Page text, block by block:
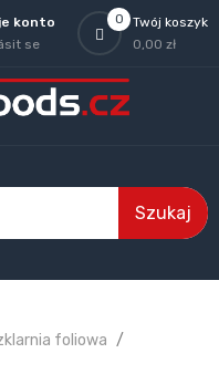
0
Twój koszyk
0,00 zł
konto
se
Szukaj
foliowa